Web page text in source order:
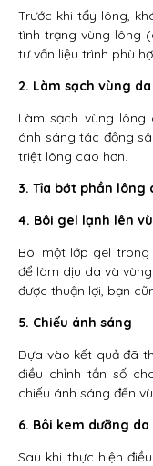
Trước khi tẩy lông,
tình trạng vùng lông
tư vấn liệu trình phù
2. Làm sạch vùng
Làm sạch vùng
ánh sáng tác động
triệt lông cao hơn.
3. Tỉa bớt phần
4. Bôi gel lạnh lên
Bôi một lớp gel
để làm dịu da và
được thuận lợi, bạn
5. Chiếu ánh sáng
Dựa vào kết quả đã
điều chỉnh tần số
chiếu ánh sáng đến
6. Bôi kem dưỡng
Sau khi thực hiện